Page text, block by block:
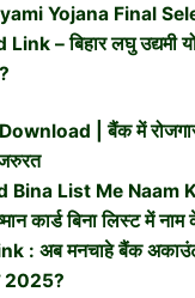
Yojana Final
– बिहार लघु उद्यमी
| बैंक में
Bina List Me Naam
कार्ड बिना लिस्ट में नाम
: अब मनचाहे बैंक
2025?